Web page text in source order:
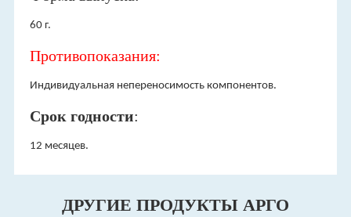
60 г.
Противопоказания:
Индивидуальная непереносимость компонентов.
Срок годности:
12 месяцев.
ДРУГИЕ ПРОДУКТЫ АРГО